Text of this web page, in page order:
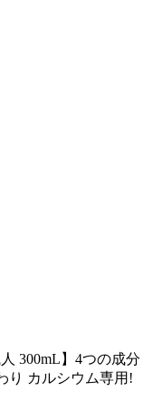
300mL】4つの成分
り カルシウム専用!